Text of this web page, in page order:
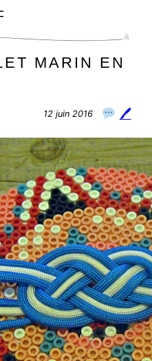
MARIN EN
12 juin 2016 🖊